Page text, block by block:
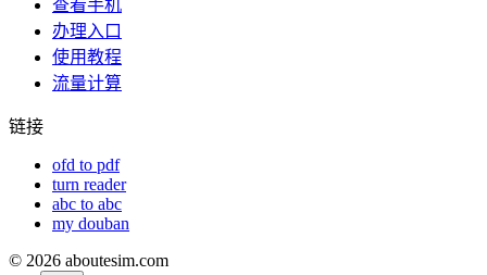
查看手机
办理入口
使用教程
流量计算
链接
ofd to pdf
turn reader
abc to abc
my douban
© 2026 aboutesim.com